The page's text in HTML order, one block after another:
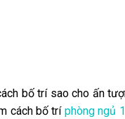
bố trí sao cho ấn
cách bố trí phòng ngủ